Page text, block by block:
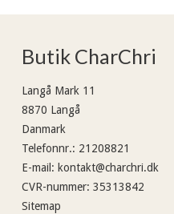
Butik CharChri
Langå Mark 11
8870 Langå
Danmark
Telefonnr.: 21208821
E-mail : kontakt@charchri.dk
CVR-nummer: 35313842
Sitemap